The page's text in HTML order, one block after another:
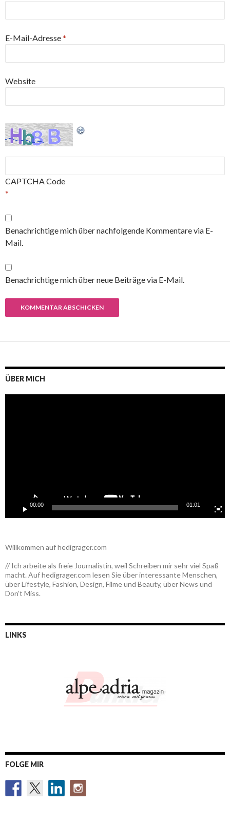
E-Mail-Adresse*
Website
CAPTCHA Code
*
Benachrichtige mich über nachfolgende Kommentare via E-
Mail.
Benachrichtige mich über neue Beiträge via E-Mail.
ÜBER MICH
00:00 01:01
Willkommen auf hedigrager.com
// Ich arbeite als freie Journalistin, weil Schreiben mir sehr viel Spaß
macht. Auf hedigrager.com lesen Sie über interessante Menschen,
über Lifestyle, Fashion, Design, Filme und Beauty, über News und
Don’t Miss.
LINKS
FOLGE MIR